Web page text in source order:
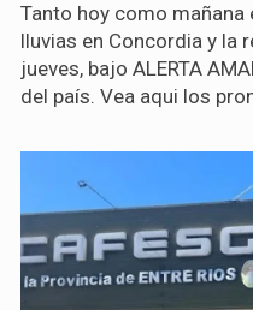
Tanto hoy como
lluvias en Concordia y la
jueves, bajo ALERTA
del país. Vea aqui los